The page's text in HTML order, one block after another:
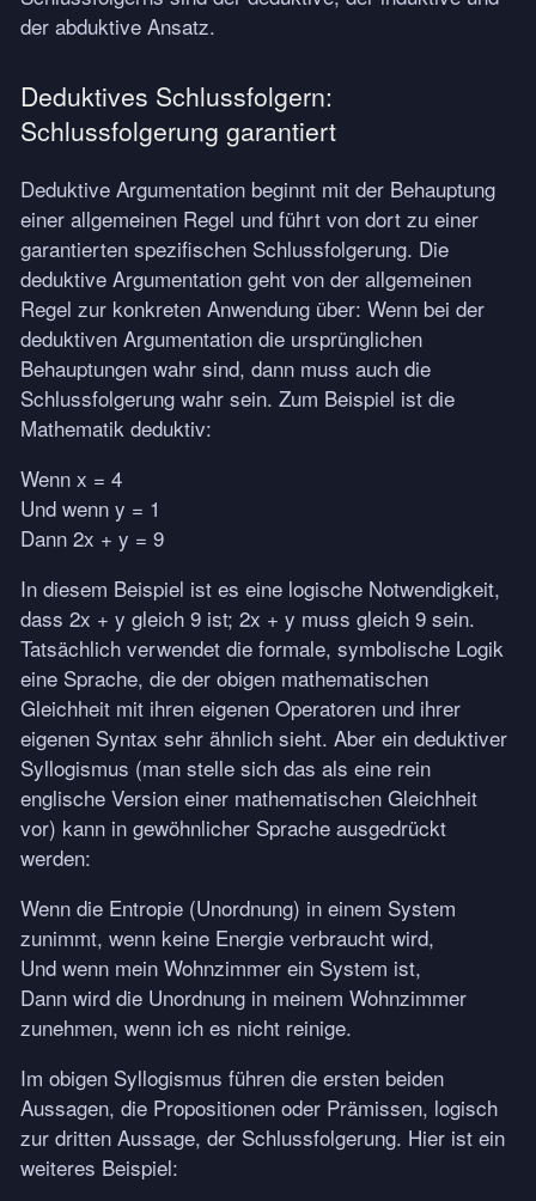
der abduktive Ansatz.
Deduktives Schlussfolgern:
Schlussfolgerung garantiert
Deduktive Argumentation beginnt mit der Behauptung
einer allgemeinen Regel und führt von dort zu einer
garantierten spezifischen Schlussfolgerung. Die
deduktive Argumentation geht von der allgemeinen
Regel zur konkreten Anwendung über: Wenn bei der
deduktiven Argumentation die ursprünglichen
Behauptungen wahr sind, dann muss auch die
Schlussfolgerung wahr sein. Zum Beispiel ist die
Mathematik deduktiv:
Wenn x = 4
Und wenn y = 1
Dann 2x + y = 9
In diesem Beispiel ist es eine logische Notwendigkeit,
dass 2x + y gleich 9 ist; 2x + y muss gleich 9 sein.
Tatsächlich verwendet die formale, symbolische Logik
eine Sprache, die der obigen mathematischen
Gleichheit mit ihren eigenen Operatoren und ihrer
eigenen Syntax sehr ähnlich sieht. Aber ein deduktiver
Syllogismus (man stelle sich das als eine rein
englische Version einer mathematischen Gleichheit
vor) kann in gewöhnlicher Sprache ausgedrückt
werden:
Wenn die Entropie (Unordnung) in einem System
zunimmt, wenn keine Energie verbraucht wird,
Und wenn mein Wohnzimmer ein System ist,
Dann wird die Unordnung in meinem Wohnzimmer
zunehmen, wenn ich es nicht reinige.
Im obigen Syllogismus führen die ersten beiden
Aussagen, die Propositionen oder Prämissen, logisch
zur dritten Aussage, der Schlussfolgerung. Hier ist ein
weiteres Beispiel: